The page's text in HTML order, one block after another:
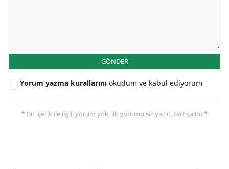
GÖNDER
Yorum yazma kurallarını okudum ve kabul ediyorum
* Bu içerik ile ilgili yorum yok, ilk yorumu siz yazın, tartışalım *